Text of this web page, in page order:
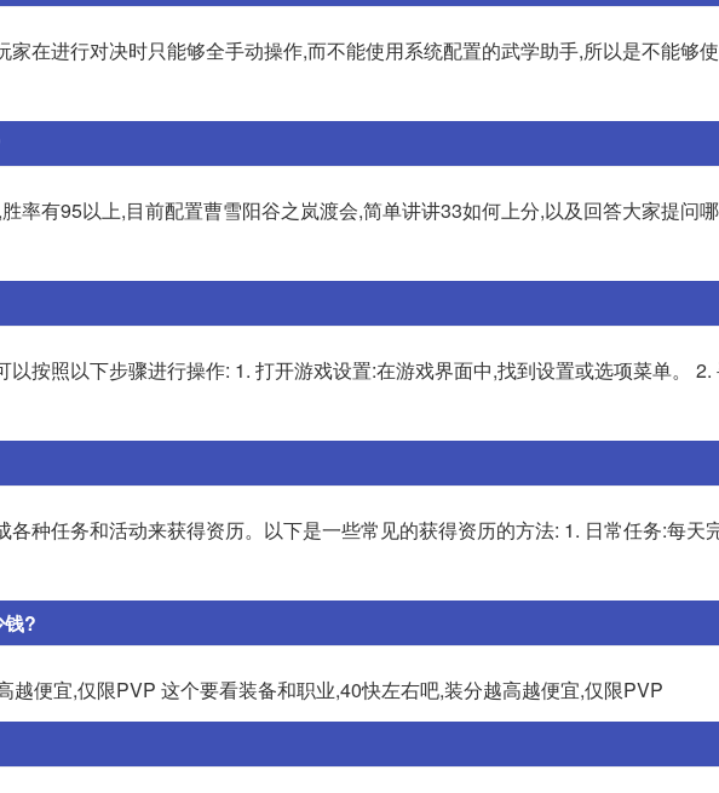
在进行对决时只能够全手动操作,而不能使用系统配置的武学助手,所以是不能够使
率有95以上,目前配置曹雪阳谷之岚渡会,简单讲讲33如何上分,以及回答大家提问
按照以下步骤进行操作: 1. 打开游戏设置:在游戏界面中,找到设置或选项菜单。 2.
种任务和活动来获得资历。以下是一些常见的获得资历的方法: 1. 日常任务:每天
?
越便宜,仅限PVP 这个要看装备和职业,40快左右吧,装分越高越便宜,仅限PVP